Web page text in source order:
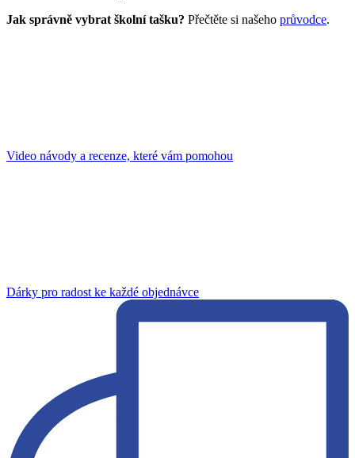
Jak správně vybrat školní tašku? Přečtěte si našeho průvodce.
Video návody a recenze, které vám pomohou
Dárky pro radost ke každé objednávce